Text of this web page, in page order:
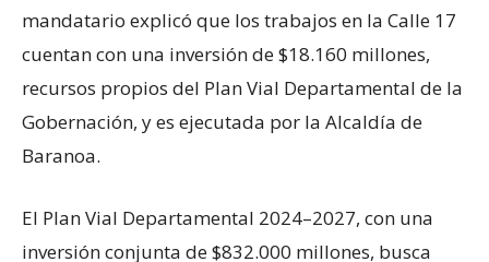
mandatario explicó que los trabajos en la Calle 17
cuentan con una inversión de $18.160 millones,
recursos propios del Plan Vial Departamental de la
Gobernación, y es ejecutada por la Alcaldía de
Baranoa.
El Plan Vial Departamental 2024–2027, con una
inversión conjunta de $832.000 millones, busca